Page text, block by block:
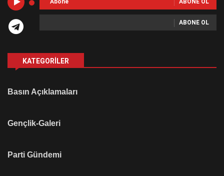
Abone ABONE OL
ABONE OL
KATEGORILER
Basın Açıklamaları
Gençlik-Galeri
Parti Gündemi